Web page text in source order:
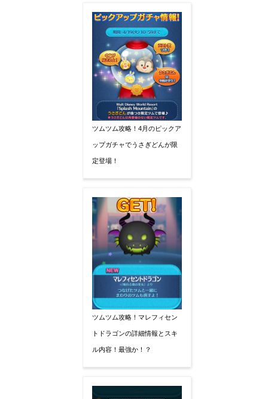
ツムツム攻略！4月のピックア
ップガチャでうさぎどんが限
定登場！
ツムツム攻略！マレフィセン
トドラゴンの詳細情報とスキ
ル内容！最強か！？